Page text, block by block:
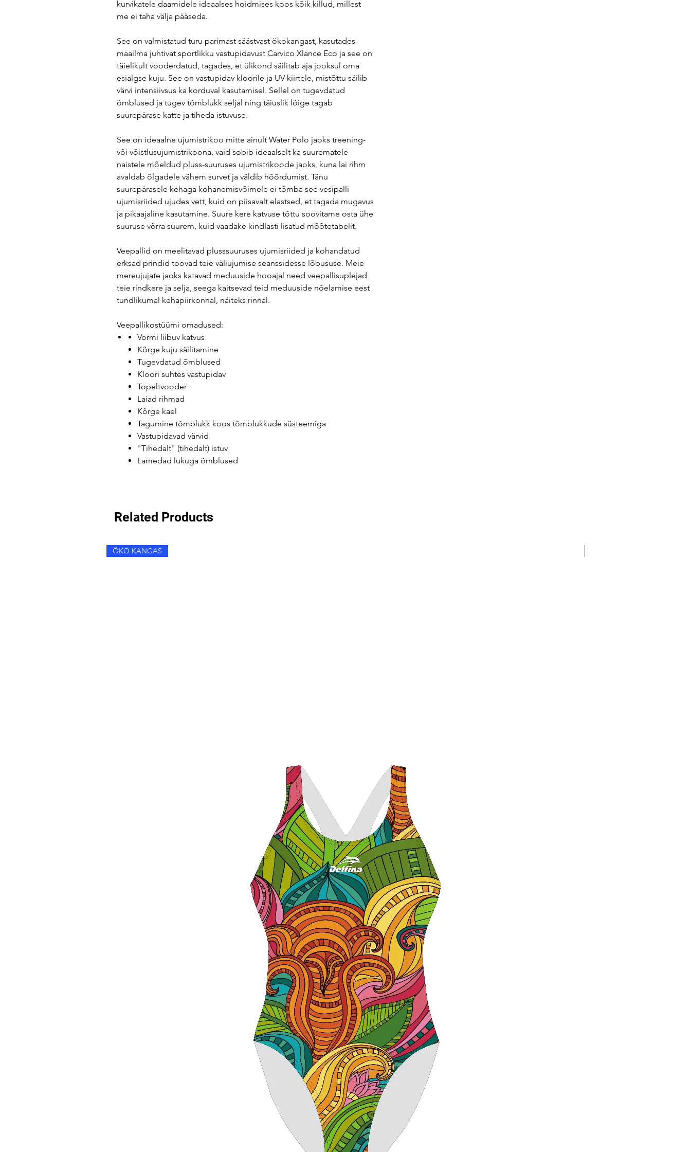
kurvikatele daamidele ideaalses hoidmises koos kõik killud, millest
me ei taha välja pääseda.
See on valmistatud turu parimast säästvast ökokangast, kasutades
maailma juhtivat sportlikku vastupidavust Carvico Xlance Eco ja see on
täielikult vooderdatud, tagades, et ülikond säilitab aja jooksul oma
esialgse kuju. See on vastupidav kloorile ja UV-kiirtele, mistõttu säilib
värvi intensiivsus ka korduval kasutamisel. Sellel on tugevdatud
õmblused ja tugev tõmblukk seljal ning täiuslik lõige tagab
suurepärase katte ja tiheda istuvuse.
See on ideaalne ujumistrikoo mitte ainult Water Polo jaoks treening-
või võistlusujumistrikoona, vaid sobib ideaalselt ka suurematele
naistele mõeldud pluss-suuruses ujumistrikoode jaoks, kuna lai rihm
avaldab õlgadele vähem survet ja väldib hõõrdumist. Tänu
suurepärasele kehaga kohanemisvõimele ei tõmba see vesipalli
ujumisriided ujudes vett, kuid on piisavalt elastsed, et tagada mugavus
ja pikaajaline kasutamine. Suure kere katvuse tõttu soovitame osta ühe
suuruse võrra suurem, kuid vaadake kindlasti lisatud mõõtetabelit.
Veepallid on meelitavad plusssuuruses ujumisriided ja kohandatud
erksad prindid toovad teie väliujumise seanssidesse lõbususe. Meie
mereujujate jaoks katavad meduuside hooajal need veepallisuplejad
teie rindkere ja selja, seega kaitsevad teid meduuside nõelamise eest
tundlikumal kehapiirkonnal, näiteks rinnal.
Veepallikostüümi omadused:
Vormi liibuv katvus
Kõrge kuju säilitamine
Tugevdatud õmblused
Kloori suhtes vastupidav
Topeltvooder
Laiad rihmad
Kõrge kael
Tagumine tõmblukk koos tõmblukkude süsteemiga
Vastupidavad värvid
"Tihedalt" (tihedalt) istuv
Lamedad lukuga õmblused
Related Products
ÖKO KANGAS